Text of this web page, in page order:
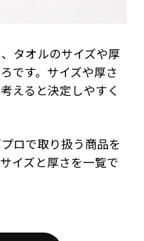
タオルのサイズや厚
です。サイズや厚さ
えると決定しやすく
ロで取り扱う商品を
イズと厚さを一覧で